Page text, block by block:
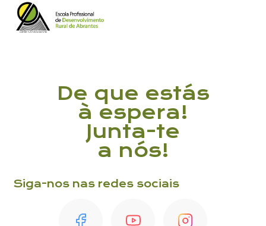
De que estás
à espera!
Junta-te
a nós!
Siga-nos nas redes sociais